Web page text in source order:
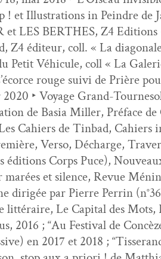
et Illus­tra­tions in Pein­dre de
LES BERTHES, Z4
édi­teur, coll. « La
Petit Véhicule, coll « La
rouge suivi de Prière
‣ Voy­age Grand-
de Basia Miller, Pré­face
Cahiers de Tin­bad,
Ver­so, Décharge,
édi­tions Corps Puce),
et silence, Revue
dirigée par Pierre Per­rin
Le Cap­i­tal des Mots,
2016 ; “Au Fes­ti­val de
en 2017 et 2018 ;